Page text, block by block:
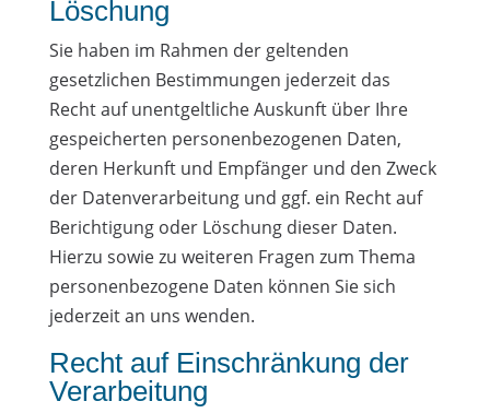
Löschung
Sie haben im Rahmen der geltenden
gesetzlichen Bestimmungen jederzeit das
Recht auf unentgeltliche Auskunft über Ihre
gespeicherten personenbezogenen Daten,
deren Herkunft und Empfänger und den Zweck
der Datenverarbeitung und ggf. ein Recht auf
Berichtigung oder Löschung dieser Daten.
Hierzu sowie zu weiteren Fragen zum Thema
personenbezogene Daten können Sie sich
jederzeit an uns wenden.
Recht auf Einschränkung der
Verarbeitung